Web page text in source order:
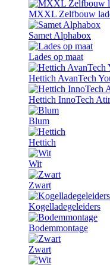
MXXL Zelfbouw
Samet Alphabox
Lades op maat
Hettich AvanTech
Hettich InnoTech
Blum
Hettich
Wit
Zwart
Kogelladegeleiders
Bodemmontage
Zwart